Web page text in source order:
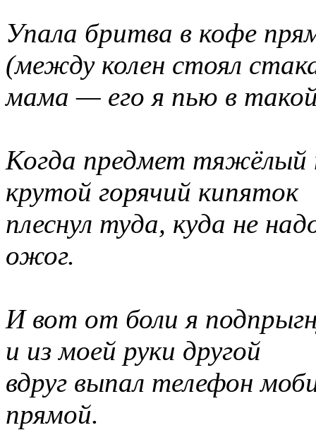
Упала бритва в кофе
(между колен стоял
мама — его я пью в
Когда предмет тяжёлый
крутой горячий кипяток
плеснул туда, куда не
ожог.
И вот от боли я
и из моей руки другой
вдруг выпал телефон
прямой.